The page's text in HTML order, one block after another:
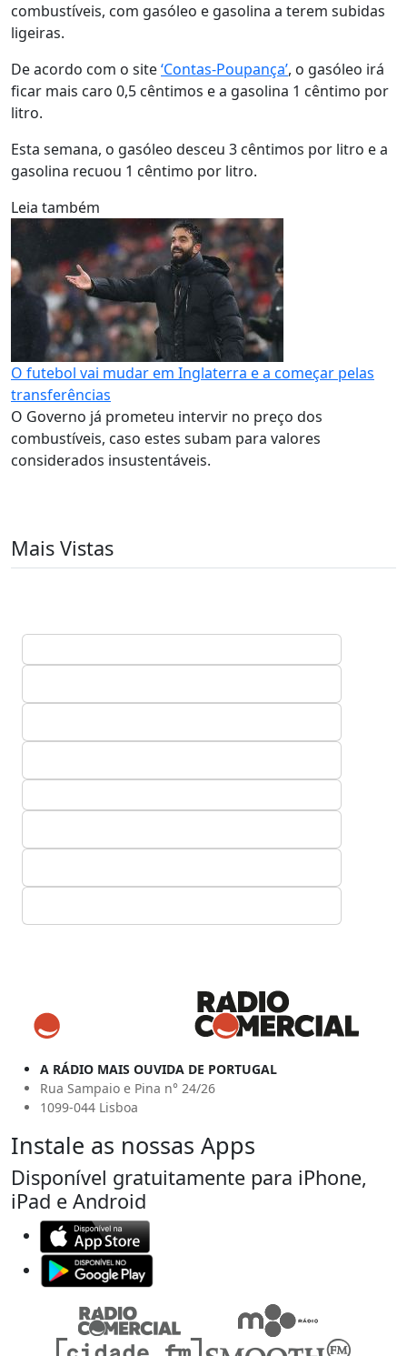
combustíveis, com gasóleo e gasolina a terem subidas
ligeiras.
De acordo com o site‘Contas-Poupança’, o gasóleo irá
ficar mais caro 0,5 cêntimos e a gasolina 1 cêntimo por
litro.
Esta semana, o gasóleo desceu 3 cêntimos por litro e a
gasolina recuou 1 cêntimo por litro.
Leia também
O futebol vai mudar em Inglaterra e a começar pelas
transferências
O Governo já prometeu intervir no preço dos
combustíveis, caso estes subam para valores
considerados insustentáveis.
Mais Vistas
A RÁDIO MAIS OUVIDA DE PORTUGAL
Rua Sampaio e Pina n° 24/26
1099-044 Lisboa
Instale as nossas Apps
Disponível gratuitamente para iPhone,
iPad e Android